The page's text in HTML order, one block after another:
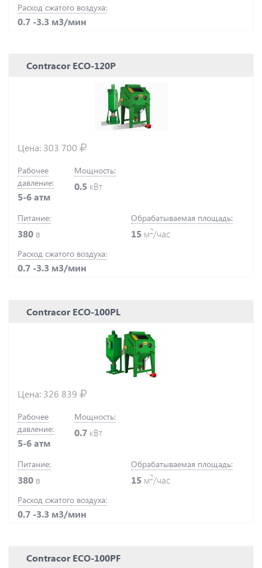
Расход сжатого воздуха:
0.7 -3.3 м3/мин
Contracor ECO-120P
Цена: 303 700
Рабочее
давление:
5-6 атм
Мощность:
0.5 кВт
Питание:
380 в
Обрабатываемая площадь:
15 м2/час
Расход сжатого воздуха:
0.7 -3.3 м3/мин
Contracor ECO-100PL
Цена: 326 839
Рабочее
давление:
5-6 атм
Мощность:
0.7 кВт
Питание:
380 в
Обрабатываемая площадь:
15 м2/час
Расход сжатого воздуха:
0.7 -3.3 м3/мин
Contracor ECO-100PF